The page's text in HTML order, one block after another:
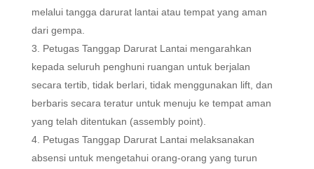
melalui tangga darurat lantai atau tempat yang aman
dari gempa.
Petugas Tanggap Darurat Lantai mengarahkan
kepada seluruh penghuni ruangan untuk berjalan
secara tertib, tidak berlari, tidak menggunakan lift, dan
berbaris secara teratur untuk menuju ke tempat aman
yang telah ditentukan (assembly point).
Petugas Tanggap Darurat Lantai melaksanakan
absensi untuk mengetahui orang-orang yang turun